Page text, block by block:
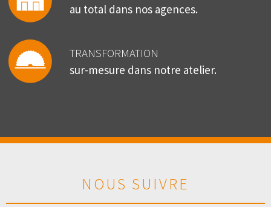
au total dans nos agences.
TRANSFORMATION
sur-mesure dans notre atelier.
NOUS SUIVRE